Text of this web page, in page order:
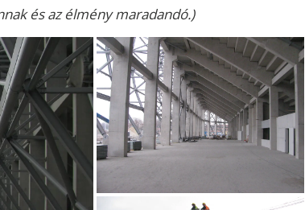
és az élmény maradandó.)